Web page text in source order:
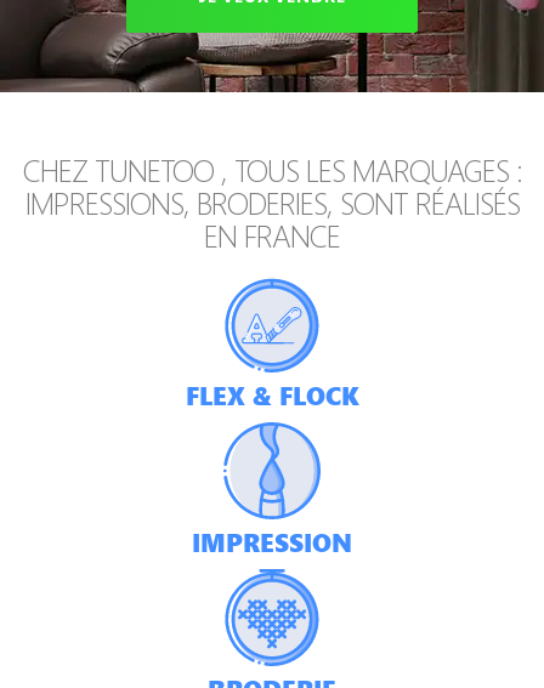
CHEZ TUNETOO , TOUS LES MARQUAGES :
IMPRESSIONS, BRODERIES, SONT RÉALISÉS
EN FRANCE
FLEX & FLOCK
IMPRESSION